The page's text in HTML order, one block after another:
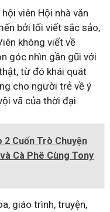
viên Hội nhà văn
bởi lối viết sắc sảo,
không viết về
góc nhìn gần gũi với
từ đó khái quát
cho người trẻ về ý
vã của thời đại.
Cuốn Trò Chuyện
Cà Phê Cùng Tony
giáo trình, truyện,